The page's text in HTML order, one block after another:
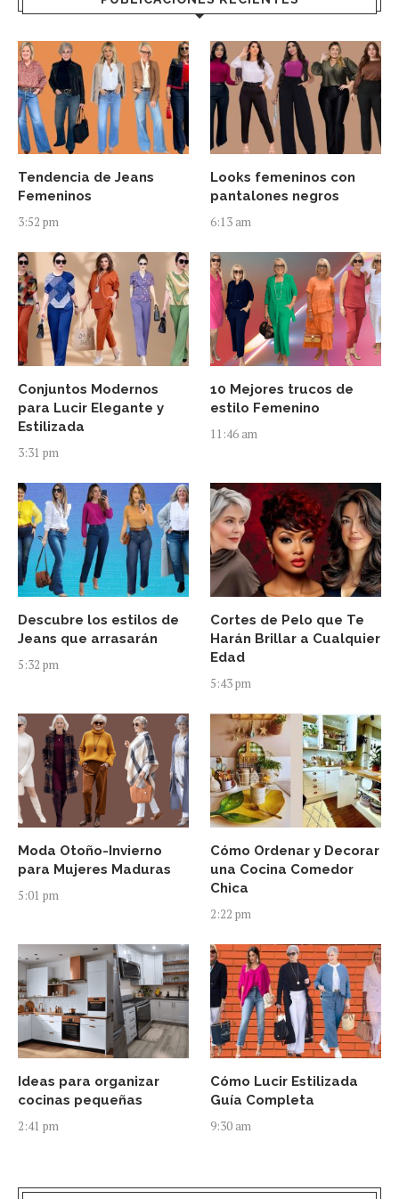
Tendencia de Jeans
Femeninos
3:52 pm
Looks femeninos con
pantalones negros
6:13 am
Conjuntos Modernos
para Lucir Elegante y
Estilizada
3:31 pm
10 Mejores trucos de
estilo Femenino
11:46 am
Descubre los estilos de
Jeans que arrasarán
5:32 pm
Cortes de Pelo que Te
Harán Brillar a Cualquier
Edad
5:43 pm
Moda Otoño-Invierno
para Mujeres Maduras
5:01 pm
Cómo Ordenar y Decorar
una Cocina Comedor
Chica
2:22 pm
Ideas para organizar
cocinas pequeñas
2:41 pm
Cómo Lucir Estilizada
Guía Completa
9:30 am